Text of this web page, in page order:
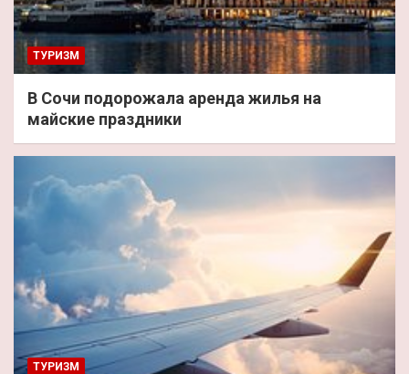
ТУРИЗМ
В Сочи подорожала аренда жилья на
майские праздники
ТУРИЗМ